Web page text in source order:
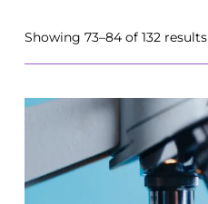
Showing 73–84 of 132 results